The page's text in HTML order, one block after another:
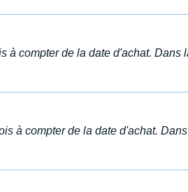
compter de la date d'achat. Dans
à compter de la date d'achat.